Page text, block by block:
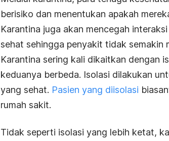
berisiko dan menentukan apakah
Karantina juga akan mencegah
sehat sehingga penyakit tidak semakin
Karantina sering kali dikaitkan dengan
keduanya berbeda. Isolasi dilakukan
yang sehat. Pasien yang diisolasi
rumah sakit.
Tidak seperti isolasi yang lebih ketat,